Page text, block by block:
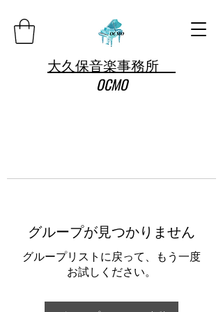
大久保音楽事務所
OCMO
グループが見つかりません
グループリストに戻って、もう一度
お試しください。